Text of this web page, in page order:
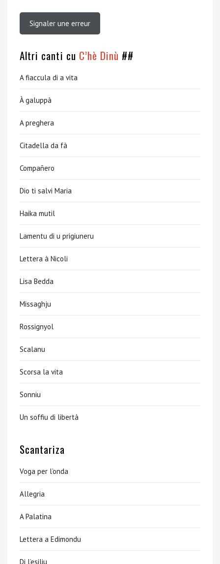
Signaler une erreur
Altri canti cu C’hè Dinù ##
A fiaccula di a vita
À galuppà
A preghera
Citadella da fà
Compañero
Dio ti salvi Maria
Haika mutil
Lamentu di u prigiuneru
Lettera à Nicoli
Lisa Bedda
Missaghju
Rossignyol
Scalanu
Scorsa la vita
Sonniu
Un soffiu di libertà
Scantariza
Voga per l’onda
Allegria
A Palatina
Lettera a Edimondu
Di l’esiliu